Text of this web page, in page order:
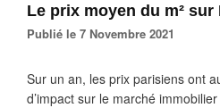
Le prix moyen du m² sur
Publié le 7 Novembre 2021
Sur un an, les prix parisiens ont
d’impact sur le marché